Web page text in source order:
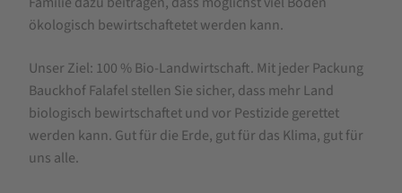
ökologisch bewirtschaftetet werden kann.
Unser Ziel: 100 % Bio-Landwirtschaft. Mit jeder Packung
Bauckhof Falafel stellen Sie sicher, dass mehr Land
biologisch bewirtschaftet und vor Pestizide gerettet
werden kann. Gut für die Erde, gut für das Klima, gut für
uns alle.